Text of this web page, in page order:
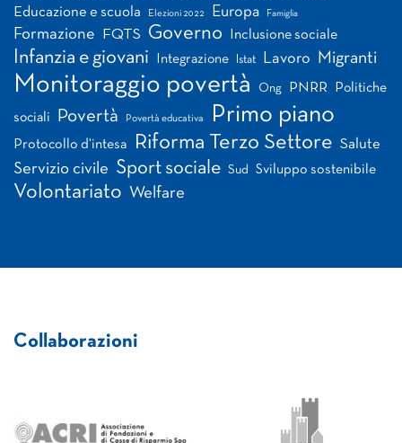
Educazione e scuola Elezioni 2022 Europa Famiglia
Formazione FQTS Governo Inclusione sociale
Infanzia e giovani Integrazione Istat Lavoro Migranti
Monitoraggio povertà Ong PNRR Politiche
sociali Povertà Povertà educativa Primo piano
Protocollo d'intesa Riforma Terzo Settore Salute
Servizio civile Sport sociale Sud Sviluppo sostenibile
Volontariato Welfare
Collaborazioni